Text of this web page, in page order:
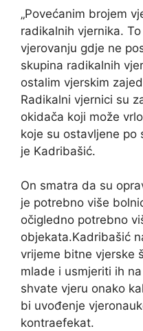
„Povećanim brojem
radikalnih vjernika.
vjerovanju gdje ne
skupina radikalnih
ostalim vjerskim
Radikalni vjernici su
okidača koji može
koje su ostavljene po
je Kadribašić.
On smatra da su
je potrebno više
očigledno potrebno
objekata.Kadribašić
vrijeme bitne vjerske
mlade i usmjeriti ih
shvate vjeru onako
bi uvođenje
kontraefekat.